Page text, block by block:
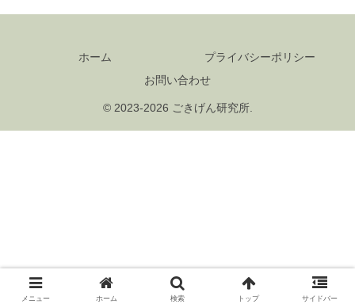
ホーム
プライバシーポリシー
お問い合わせ
© 2023-2026 ごきげん研究所.
メニュー ホーム 検索 トップ サイドバー